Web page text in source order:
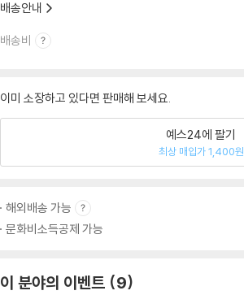
배송안내
배송비
이미 소장하고 있다면 판매해 보세요.
예스24에 팔기
최상 매입가 1,400원
해외배송 가능
문화비소득공제 가능
이 분야의 이벤트 9